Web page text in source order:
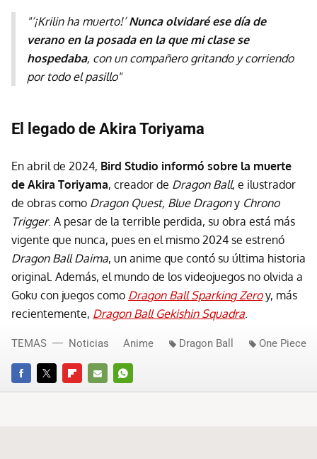
"‘¡Krilin ha muerto!’ Nunca olvidaré ese día de
verano en la posada en la que mi clase se
hospedaba, con un compañero gritando y corriendo
por todo el pasillo"
El legado de Akira Toriyama
En abril de 2024, Bird Studio informó sobre la muerte
de Akira Toriyama, creador de Dragon Ball, e ilustrador
de obras como Dragon Quest, Blue Dragony Chrono
Trigger. A pesar de la terrible perdida, su obra está más
vigente que nunca, pues en el mismo 2024 se estrenó
Dragon Ball Daima, un anime que contó su última historia
original. Además, el mundo de los videojuegos no olvida a
Goku con juegos como Dragon Ball Sparking Zeroy, más
recientemente, Dragon Ball Gekishin Squadra.
FACEBOOKTWITTERFLIPBOARD
E-
WHATSAPP
TEMAS Noticias Anime Dragon Ball One Piece